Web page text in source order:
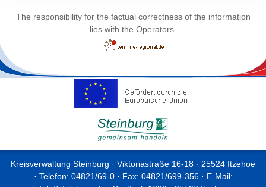
facebook.com/UBUNTUderCIRCUS Instagram:
The responsibility for the factual correctness of the information
lies with the Operators.
Kreisverwaltung Steinburg · Viktoriastraße 16-18 · 25524 Itzehoe
· Telefon: 04821/69-0 · Fax: 04821/699-356 · E-Mail: